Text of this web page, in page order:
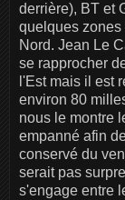
derrière), BT et
quelques
Nord. Jean Le
se rapprocher
l'Est mais il est
environ 80
nous le montre
empanné afin
conservé du
serait pas
s'engage entre